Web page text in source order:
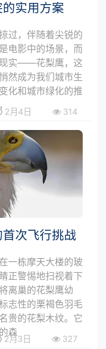
实用方案
过，伴随着尖锐的
电影中的场景，而
现实——花梨鹰，这
然成为我们城市生
化和城市绿化的推
2月4日 314
次飞行挑战
一栋摩天大楼的玻
正警惕地扫视着下
离巢的花梨鹰幼
志性的栗褐色羽毛
贵的花梨木纹。它
森
2月3日 327